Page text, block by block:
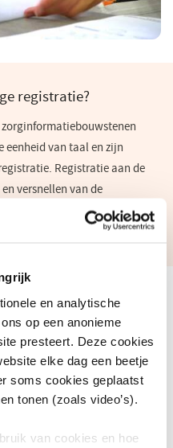
en analytische
op een anonieme
presteert. Deze cookies
elke dag een beetje
soms cookies geplaatst
tonen (zoals video’s).
van cookies en hoe
registratie?
zorginformatiebouwstenen
eenheid van taal en zijn
Registratie aan de
versnellen van de
informatie over Registratie
(opent
venster)
partijen bij het gebruik van
in specifieke
kandidaat-zibs,
wijzigingen op bestaande
in